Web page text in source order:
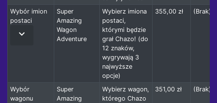
Wybór imion
postaci
keyboard_arrow_down
Super
Amazing
Wagon
Adventure
Wybierz imiona
postaci,
którymi będzie
grał Chazo! (do
12 znaków,
wygrywają 3
najwyższe
opcje)
355,00 zł (Brak)
Wybór
wagonu
Super
Amazing
Wybierz wagon,
którego Chazo
351,00 zł (Brak)